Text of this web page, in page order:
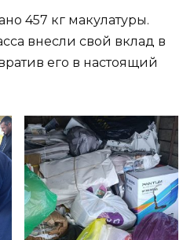
457 кг макулатуры.
внесли свой вклад в
его в настоящий